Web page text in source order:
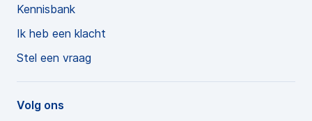
Kennisbank
Ik heb een klacht
Stel een vraag
Volg ons